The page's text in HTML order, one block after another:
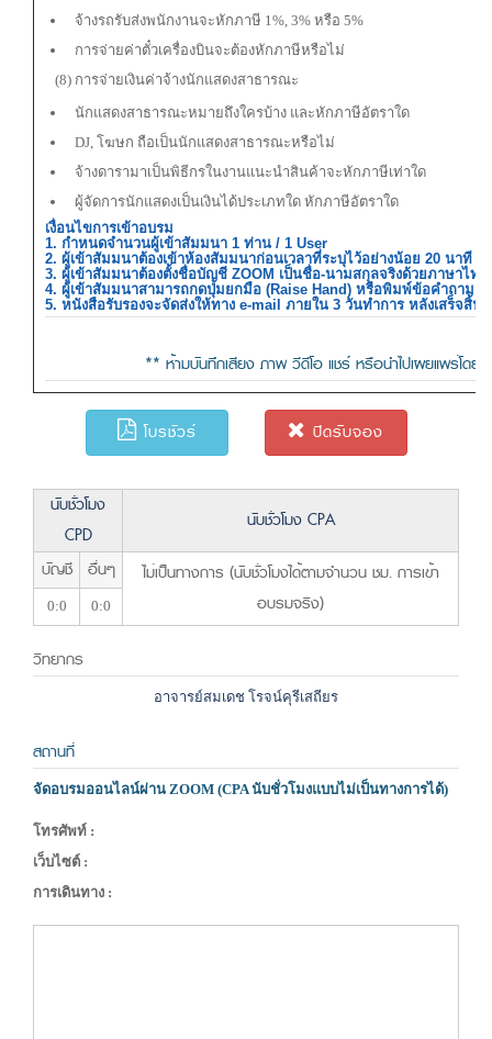
จ้างรถรับส่งพนักงานจะหักภาษี 1%, 3% หรือ 5%
การจ่ายค่าตั๋วเครื่องบินจะต้องหักภาษีหรือไม่
(8) การจ่ายเงินค่าจ้างนักแสดงสาธารณะ
นักแสดงสาธารณะหมายถึงใครบ้าง และหักภาษีอัตราใด
DJ, โฆษก ถือเป็นนักแสดงสาธารณะหรือไม่
จ้างดารามาเป็นพิธีกรในงานแนะนำสินค้าจะหักภาษีเท่าใด
ผู้จัดการนักแสดงเป็นเงินได้ประเภทใด หักภาษีอัตราใด
เงื่อนไขการเข้าอบรม
1. กำหนดจำนวนผู้เข้าสัมมนา 1 ท่าน / 1 User
2. ผู้เข้าสัมมนาต้องเข้าห้องสัมมนาก่อนเวลาที่ระบุไว้อย่างน้อย 20 นาที
3. ผู้เข้าสัมมนาต้องตั้งชื่อบัญชี ZOOM เป็นชื่อ-นามสกุลจริงด้วยภาษาไท
4. ผู้เข้าสัมมนาสามารถกดปุ่มยกมือ (Raise Hand) หรือพิมพ์ข้อคำถาม ผ่
5. หนังสือรับรองจะจัดส่งให้ทาง e-mail ภายใน 3 วันทำการ หลังเสร็จสิ้น
** ห้ามบันทึกเสียง ภาพ วีดีโอ แชร์ หรือนำไปเผยแพร่โดย
โบรชัวร์ ปิดรับจอง
นับชั่วโมง
CPD
นับชั่วโมง CPA
บัญชี
อื่นๆ
ไม่เป็นทางการ (นับชั่วโมงได้ตามจำนวน ชม. การเข้า
อบรมจริง)
0:0 0:0
วิทยากร
อาจารย์สมเดช โรจน์คุรีเสถียร
สถานที่
จัดอบรมออนไลน์ผ่าน ZOOM (CPA นับชั่วโมงแบบไม่เป็นทางการได้)
โทรศัพท์ :
เว็บไซต์ :
การเดินทาง :